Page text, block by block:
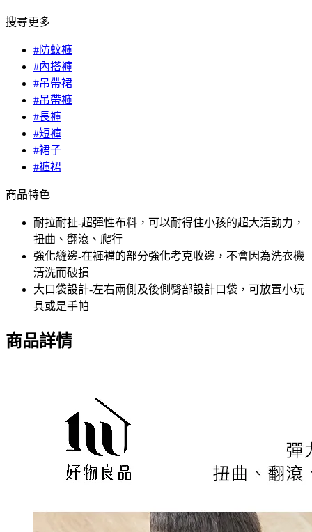
搜尋更多
#防蚊褲
#內搭褲
#吊帶裙
#吊帶褲
#長褲
#短褲
#裙子
#褲裙
商品特色
耐拉耐扯-超彈性布料，可以耐得住小孩的超大活動力，
扭曲、翻滾、爬行
強化縫邊-在褲襠的部分強化考克收邊，不會因為洗衣機
清洗而破損
大口袋設計-左右兩側及後側臀部設計口袋，可放置小玩
具或是手帕
商品詳情